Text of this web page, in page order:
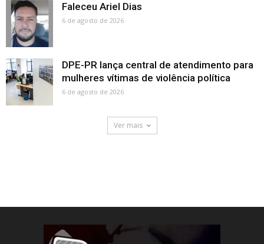
Faleceu Ariel Dias
6 de agosto de 2026
DPE-PR lança central de atendimento para
mulheres vítimas de violência política
6 de agosto de 2026
Ver mais